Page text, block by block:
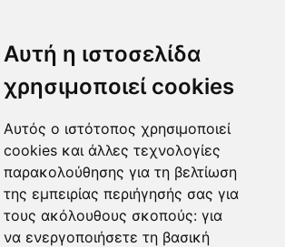
Αυτή η ιστοσελίδα
χρησιμοποιεί cookies
Αυτός ο ιστότοπος χρησιμοποιεί
cookies και άλλες τεχνολογίες
παρακολούθησης για τη βελτίωση
της εμπειρίας περιήγησής σας για
τους ακόλουθους σκοπούς: για
να ενεργοποιήσετε τη βασική
|SNG Services
| Όροι Χρήσης |Δήλωση
|
Περιεχόμενο
για τα Cookies